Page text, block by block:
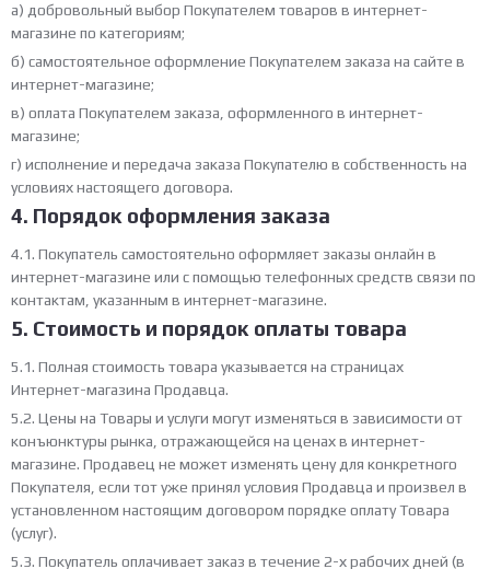
а) добровольный выбор Покупателем товаров в интернет-
магазине по категориям;
б) самостоятельное оформление Покупателем заказа на сайте в
интернет-магазине;
в) оплата Покупателем заказа, оформленного в интернет-
магазине;
г) исполнение и передача заказа Покупателю в собственность на
условиях настоящего договора.
4. Порядок оформления заказа
4.1. Покупатель самостоятельно оформляет заказы онлайн в
интернет-магазине или с помощью телефонных средств связи по
контактам, указанным в интернет-магазине.
5. Стоимость и порядок оплаты товара
5.1. Полная стоимость товара указывается на страницах
Интернет-магазина Продавца.
5.2. Цены на Товары и услуги могут изменяться в зависимости от
конъюнктуры рынка, отражающейся на ценах в интернет-
магазине. Продавец не может изменять цену для конкретного
Покупателя, если тот уже принял условия Продавца и произвел в
установленном настоящим договором порядке оплату Товара
(услуг).
5.3. Покупатель оплачивает заказ в течение 2-х рабочих дней (в